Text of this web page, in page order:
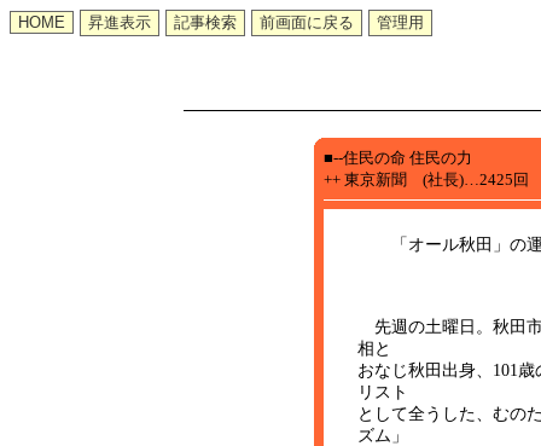
■--住民の命 住民の力
++ 東京新聞 (社長)…2425回
「オール秋田」の運
先週の土曜日。秋田
相と
おなじ秋田出身、101
リスト
として全うした、むの
ズム」